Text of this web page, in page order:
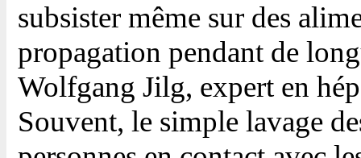
subsister même sur des
propagation pendant de
Wolfgang Jilg, expert en
Souvent, le simple lavage